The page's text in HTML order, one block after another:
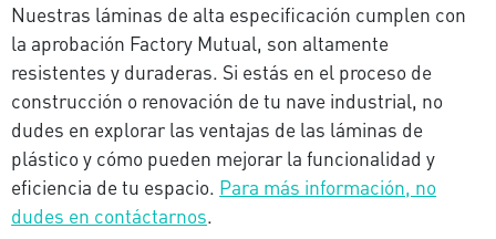
Nuestras láminas de alta especificación cumplen con
la aprobación Factory Mutual, son altamente
resistentes y duraderas. Si estás en el proceso de
construcción o renovación de tu nave industrial, no
dudes en explorar las ventajas de las láminas de
plástico y cómo pueden mejorar la funcionalidad y
eficiencia de tu espacio. Para más información, no
dudes en contáctarnos.